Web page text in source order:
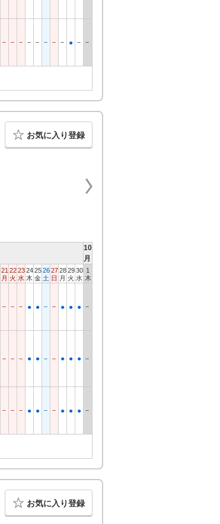
－ － － － － － － － ● － －
お気に入り登録
10
月
21
月
22
火
23
水
24
木
25
金
26
土
27
日
28
月
29
火
30
水
1
木
－ － － ● ● － － ● ● ● －
－ － － ● ● － － ● ● ● －
－ － － ● ● － － ● ● ● －
お気に入り登録